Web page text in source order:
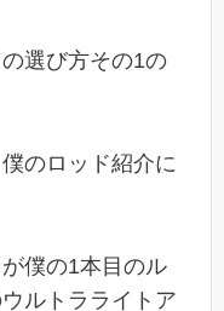
選び方その1の
のロッド紹介に
僕の1本目のル
ルトラライトア